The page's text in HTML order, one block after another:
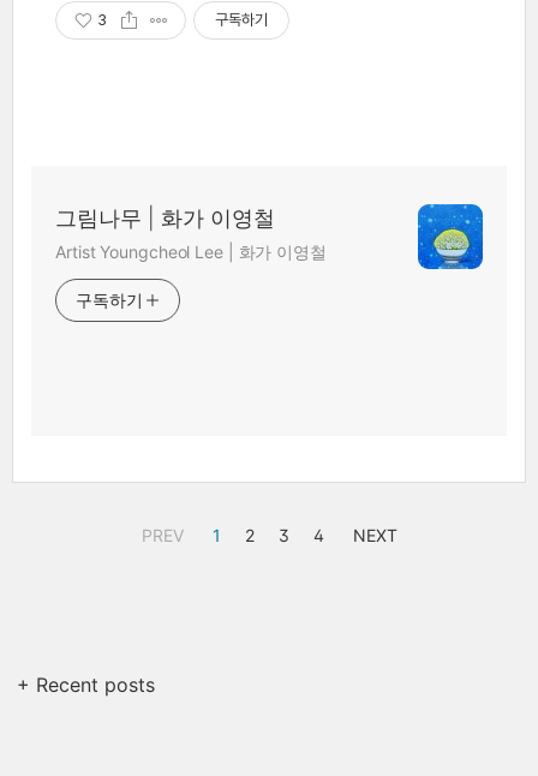
3 구독하기
그림나무 | 화가 이영철
Artist Youngcheol Lee | 화가 이영철
구독하기
PREV 1 2 3 4 NEXT
+ Recent posts